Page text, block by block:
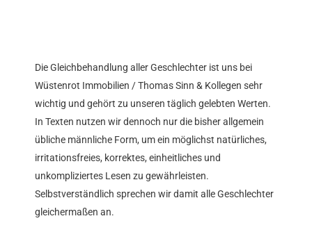
Die Gleichbehandlung aller Geschlechter ist uns bei
Wüstenrot Immobilien / Thomas Sinn & Kollegen sehr
wichtig und gehört zu unseren täglich gelebten Werten.
In Texten nutzen wir dennoch nur die bisher allgemein
übliche männliche Form, um ein möglichst natürliches,
irritationsfreies, korrektes, einheitliches und
unkompliziertes Lesen zu gewährleisten.
Selbstverständlich sprechen wir damit alle Geschlechter
gleichermaßen an.